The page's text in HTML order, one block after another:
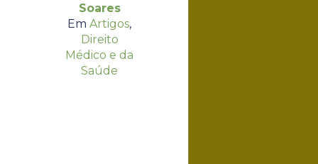
Soares
Em Artigos,
Direito
Médico e da
Saúde